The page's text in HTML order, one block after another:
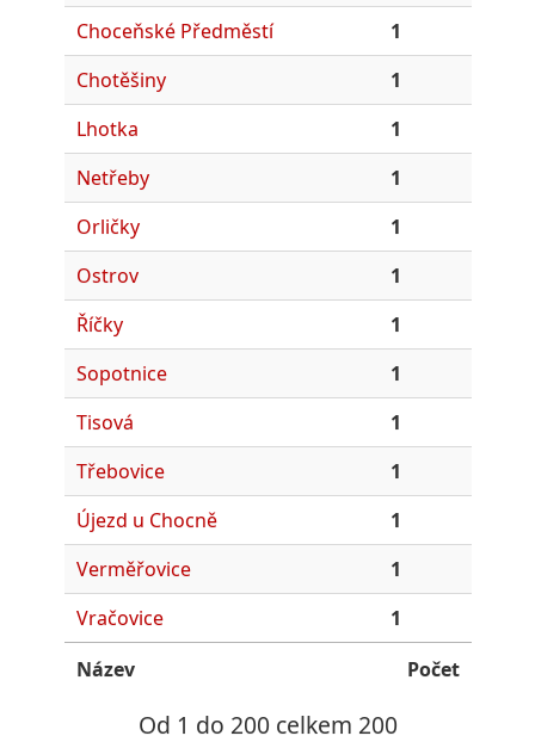
Choceňské Předměstí
1
Chotěšiny
1
Lhotka
1
Netřeby
1
Orličky
1
Ostrov
1
Říčky
1
Sopotnice
1
Tisová
1
Třebovice
1
Újezd u Chocně
1
Verměřovice
1
Vračovice
1
Název
Počet
Od 1 do 200 celkem 200